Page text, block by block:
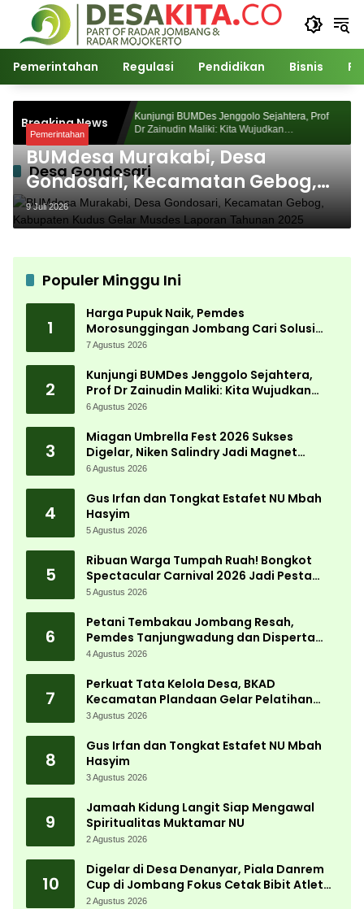
Langsung
konten
Pemerintahan Regulasi Pendidikan Bisnis
Breaking News
Akademik
Kunjungi BUMDes Jenggolo Sejahtera, Prof
Dr Zainudin Maliki: Kita Wujudkan
Kemandirian Ekonomi dengan Potensi Desa
Desa Gondosari
Pemerintahan
BUMdesa Murakabi, Desa
Gondosari, Kecamatan Gebog,
Kabupaten Kudus Gelar Musdes
Laporan Tahunan 2025
9 Juli 2026
Populer Minggu Ini
1
Harga Pupuk Naik, Pemdes
Morosunggingan Jombang Cari Solusi
Lewat Kajian Akademik
7 Agustus 2026
2
Kunjungi BUMDes Jenggolo Sejahtera,
Prof Dr Zainudin Maliki: Kita Wujudkan
Kemandirian Ekonomi dengan Potensi
6 Agustus 2026
3
Miagan Umbrella Fest 2026 Sukses
Digelar, Niken Salindry Jadi Magnet
Ribuan Pengunjung
6 Agustus 2026
4
Gus Irfan dan Tongkat Estafet NU Mbah
Hasyim
5 Agustus 2026
5
Ribuan Warga Tumpah Ruah! Bongkot
Spectacular Carnival 2026 Jadi Pesta
Kemerdekaan Terbesar di Peterongan
5 Agustus 2026
6
Petani Tembakau Jombang Resah,
Pemdes Tanjungwadung dan Disperta
Bergerak Cepat
4 Agustus 2026
7
Perkuat Tata Kelola Desa, BKAD
Kecamatan Plandaan Gelar Pelatihan
Aparatur Pemdes
3 Agustus 2026
8
Gus Irfan dan Tongkat Estafet NU Mbah
Hasyim
3 Agustus 2026
9
Jamaah Kidung Langit Siap Mengawal
Spiritualitas Muktamar NU
2 Agustus 2026
10
Digelar di Desa Denanyar, Piala Danrem
Cup di Jombang Fokus Cetak Bibit Atlet
Menembak Berprestasi
2 Agustus 2026